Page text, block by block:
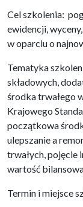
Cel szkolenia:
ewidencji,
w oparciu o
Tematyka
składowych,
środka trwałego
Krajowego
początkowa
ulepszanie a
trwałych, pojęcie
wartość
Termin i miejsce